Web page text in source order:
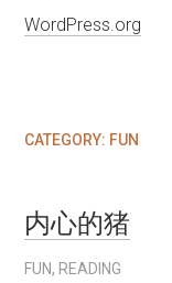
WordPress.org
CATEGORY: FUN
内心的猪
FUN, READING